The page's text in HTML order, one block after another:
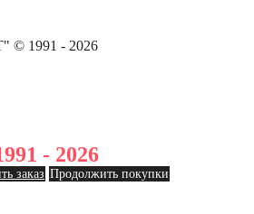
1991 - 2026
- 2026
заказ Продолжить покупки